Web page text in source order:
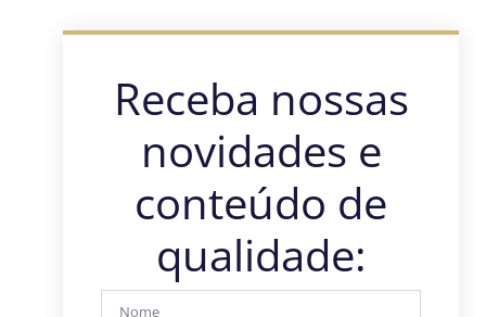
Receba nossas
novidades e
conteúdo de
qualidade: